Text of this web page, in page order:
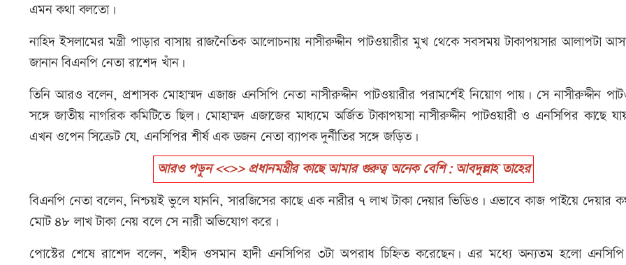
এমন কথা বলতো।
নাহিদ ইসলামের মন্ত্রী পাড়ার বাসায় রাজনৈতিক আলোচনায় নাসীরুদ্দীন পাটওয়ারীর মুখ থেকে সবসময় টাকাপয়সার আলাপটা
জানান বিএনপি নেতা রাশেদ খাঁন।
তিনি আরও বলেন, প্রশাসক মোহাম্মদ এজাজ এনসিপি নেতা নাসীরুদ্দীন পাটওয়ারীর পরামর্শেই নিয়োগ পায়। সে নাসীরুদ্দীন
সঙ্গে জাতীয় নাগরিক কমিটিতে ছিল। মোহাম্মদ এজাজের মাধ্যমে অর্জিত টাকাপয়সা নাসীরুদ্দীন পাটওয়ারী ও এনসিপির কাছে
এখন ওপেন সিক্রেট যে, এনসিপির শীর্ষ এক ডজন নেতা ব্যাপক দুর্নীতির সঙ্গে জড়িত।
আরও পড়ুন <<>> প্রধানমন্ত্রীর কাছে আমার গুরুত্ব অনেক বেশি: আবদুল্লাহ তাহের
বিএনপি নেতা বলেন, নিশ্চয়ই ভুলে যাননি, সারজিসের কাছে এক নারীর ৭ লাখ টাকা দেয়ার ভিডিও। এভাবে কাজ পাইয়ে দেয়ার
মোট ৪৮ লাখ টাকা নেয় বলে সে নারী অভিযোগ করে।
পোস্টের শেষে রাশেদ বলেন, শহীদ ওসমান হাদী এনসিপির ৩টা অপরাধ চিহ্নিত করেছেন। এর মধ্যে অন্যতম হলো এনসিপি